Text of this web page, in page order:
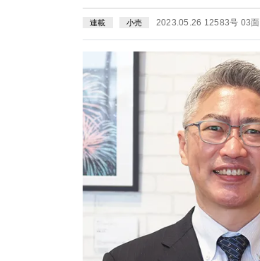
連載 小売 2023.05.26 12583号 03面